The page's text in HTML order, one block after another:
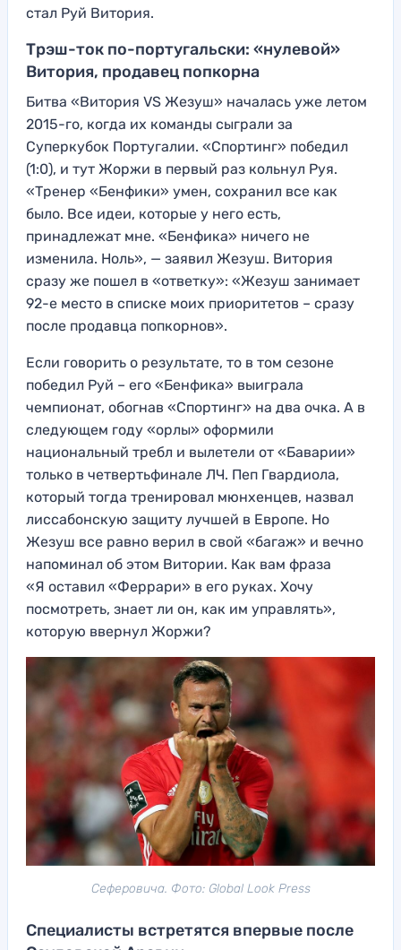
стал Руй Витория.
Трэш-ток по-португальски: «нулевой»
Витория, продавец попкорна
Битва «Витория VS Жезуш» началась уже летом
2015-го, когда их команды сыграли за
Суперкубок Португалии. «Спортинг» победил
(1:0), и тут Жоржи в первый раз кольнул Руя.
«Тренер «Бенфики» умен, сохранил все как
было. Все идеи, которые у него есть,
принадлежат мне. «Бенфика» ничего не
изменила. Ноль», — заявил Жезуш. Витория
сразу же пошел в «ответку»: «Жезуш занимает
92-е место в списке моих приоритетов – сразу
после продавца попкорнов».
Если говорить о результате, то в том сезоне
победил Руй – его «Бенфика» выиграла
чемпионат, обогнав «Спортинг» на два очка. А в
следующем году «орлы» оформили
национальный требл и вылетели от «Баварии»
только в четвертьфинале ЛЧ. Пеп Гвардиола,
который тогда тренировал мюнхенцев, назвал
лиссабонскую защиту лучшей в Европе. Но
Жезуш все равно верил в свой «багаж» и вечно
напоминал об этом Витории. Как вам фраза
«Я оставил «Феррари» в его руках. Хочу
посмотреть, знает ли он, как им управлять»,
которую ввернул Жоржи?
Сеферовича. Фото: Global Look Press
Специалисты встретятся впервые после